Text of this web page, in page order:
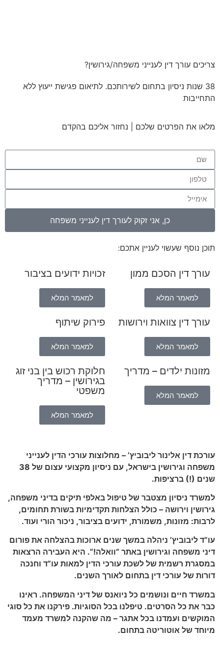
צריכים עורך דין לענייני משפחה/גירושין?
38 שנות ניסיון בתחום לשירותכם. לתיאום פגישת ייעוץ ללא
התחייבות
מלאו את הפרטים שלכם | נחזור אליכם בהקדם
כן, אני זקוק לעורך דין לענייני משפחה
תוכן נוסף שעשוי לעניין אתכם:
עורך דין הסכם ממון
למאמר המלא
זכויות ידועים בציבור
למאמר המלא
עורך דין צוואות וירושות
למאמר המלא
פירוק שיתוף
למאמר המלא
מזונות ילדים – מדריך
למאמר המלא
חלוקת רכוש בין בני זוג
בגירושין – מדריך
משפטי
למאמר המלא
עורכת דין אלינור ליבוביץ’ – מחלוצות עורכי הדין לענייני
משפחה וגירושין בישראל, עם ניסיון מקצועי עצום של 38
שנים (!) ברציפות.
למשרד ניסיון מצטבר של טיפול באלפי תיקים בדיני משפחה,
גירושין וירושה – כולל הצלחות תקדימיות בשורת תחומים,
לרבות: מזונות, משמורת, ידועים בציבור, ניכור הורי ועוד.
עו”ד ליבוביץ’ ניהלה במשך שנים ארוכות בהצלחה את פורום
דיני משפחה וגירושין באתר “וואלה!”. היא העבירה הרצאות
במסגרת רשמית של לשכת עורכי הדין למאות עו”ד וחנכה
דורות של עורכי דין בתחום לאורך השנים.
במשרד חיים ונושמים כל ניואנס של דיני המשפחה. ראינו
כבר את כל הסרטים. טיפלנו בכל הסוגיות. פירקנו את כל סוגי
המוקשים ועמדנו בכל אתגר – מה שהקנה למשרד מעמד
מיוחד של אוטוריטה בתחום.